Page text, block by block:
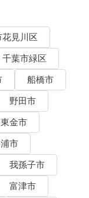
見川区
千葉市緑区
船橋市
野田市
東金市
市
我孫子市
富津市